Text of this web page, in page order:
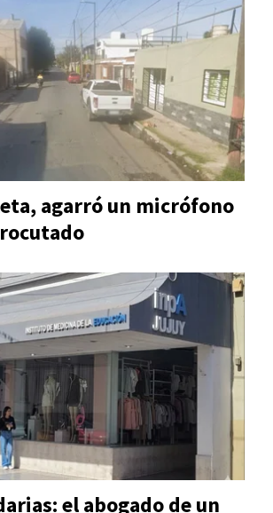
agarró un micrófono
el abogado de un